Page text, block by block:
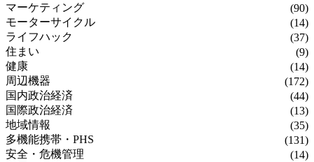
マーケティング
(90)
モーターサイクル
(14)
ライフハック
(37)
住まい
(9)
健康
(14)
周辺機器
(172)
国内政治経済
(44)
国際政治経済
(13)
地域情報
(35)
多機能携帯・PHS
(131)
安全・危機管理
(14)